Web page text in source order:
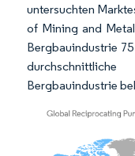
untersuchten
of Mining and
Bergbauindustrie
durchschnittliche
Bergbauindustrie